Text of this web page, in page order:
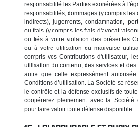
responsabilité les Parties exonérées à
responsabilités, dommages (y compris les
indirects), jugements, condamnation,
ou frais (y compris les frais d'avocat
ou liés à votre violation des présentes
ou à votre utilisation ou mauvaise
compris vos Contributions d'utilisateur,
utilisation du contenu, des services et
autre que celle expressément
Conditions d’utilisation. La Société se
le contrôle et la défense exclusifs de
coopérerez pleinement avec la Société
pour faire valoir toute défense disponible.